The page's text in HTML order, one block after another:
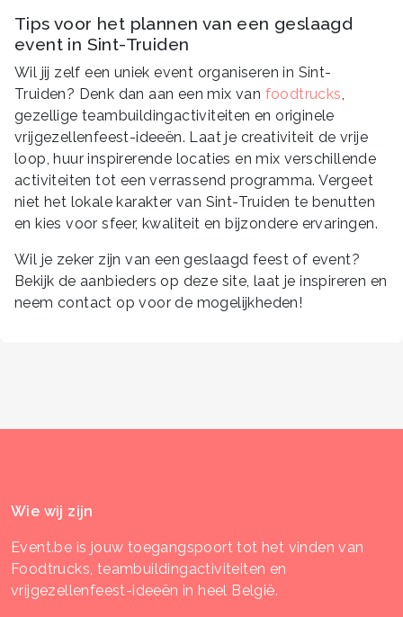
Tips voor het plannen van een geslaagd
event in Sint-Truiden
Wil jij zelf een uniek event organiseren in Sint-
Truiden? Denk dan aan een mix van foodtrucks,
gezellige teambuildingactiviteiten en originele
vrijgezellenfeest-ideeën. Laat je creativiteit de vrije
loop, huur inspirerende locaties en mix verschillende
activiteiten tot een verrassend programma. Vergeet
niet het lokale karakter van Sint-Truiden te benutten
en kies voor sfeer, kwaliteit en bijzondere ervaringen.
Wil je zeker zijn van een geslaagd feest of event?
Bekijk de aanbieders op deze site, laat je inspireren en
neem contact op voor de mogelijkheden!
Wie wij zijn
Event.be is jouw toegangspoort tot het vinden van
Foodtrucks, teambuildingactiviteiten en
vrijgezellenfeest-ideeën in heel België.